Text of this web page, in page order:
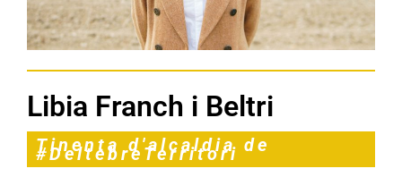
Libia Franch i Beltri
Tinenta d'alcaldia de
#DeltebreTerritori